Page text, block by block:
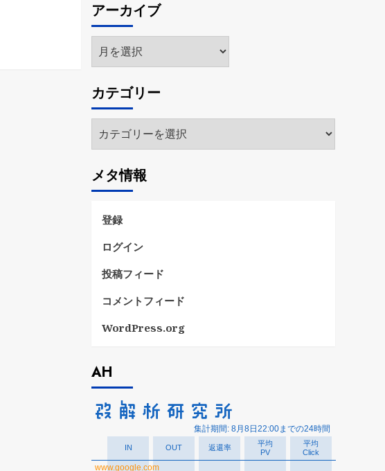
アーカイブ
ア
ー
イ
ブ
カテゴリー
テ
リ
ー
メタ情報
登録
ログイン
投稿フィード
コメントフィード
WordPress.org
AH